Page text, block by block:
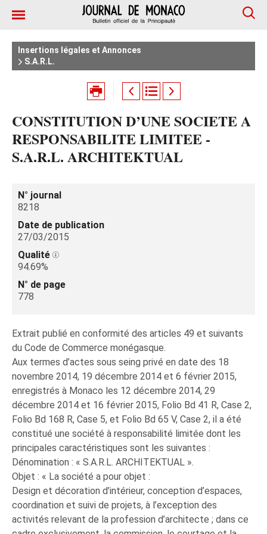
Insertions légales et Annonces
S.A.R.L.
CONSTITUTION D’UNE SOCIETE A
RESPONSABILITE LIMITEE -
S.A.R.L. ARCHITEKTUAL
N° journal
8218
Date de publication
27/03/2015
Qualité
94.69%
N° de page
778
Extrait publié en conformité des articles 49 et suivants
du Code de Commerce monégasque.
Aux termes d’actes sous seing privé en date des 18
novembre 2014, 19 décembre 2014 et 6 février 2015,
enregistrés à Monaco les 12 décembre 2014, 29
décembre 2014 et 16 février 2015, Folio Bd 41 R, Case 2,
Folio Bd 168 R, Case 5, et Folio Bd 65 V, Case 2, il a été
constitué une société à responsabilité limitée dont les
principales caractéristiques sont les suivantes :
Dénomination : « S.A.R.L. ARCHITEKTUAL ».
Objet : « La société a pour objet :
Design et décoration d’intérieur, conception d’espaces,
coordination et suivi de projets, à l’exception des
activités relevant de la profession d’architecte ; dans ce